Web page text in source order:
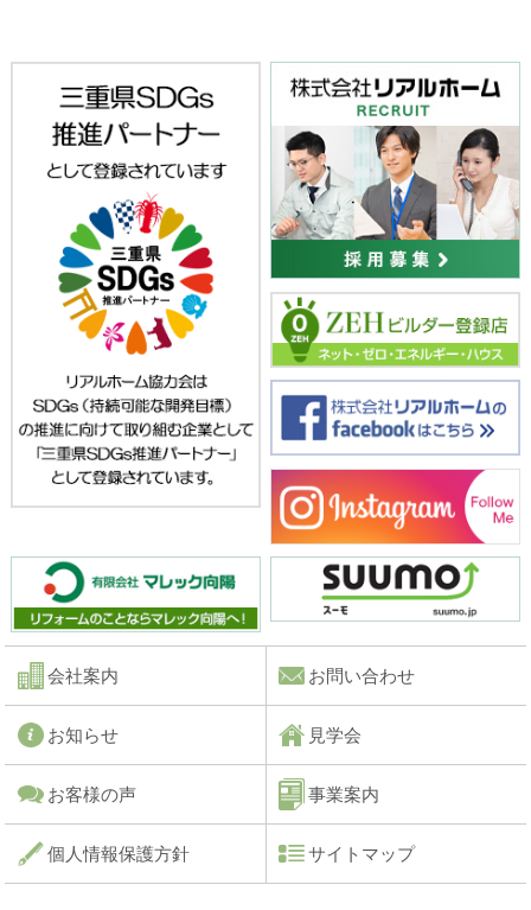
会社案内 お問い合わせ
お知らせ 見学会
お客様の声 事業案内
個人情報保護方針 サイトマップ